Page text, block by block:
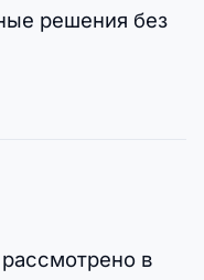
решения без
в